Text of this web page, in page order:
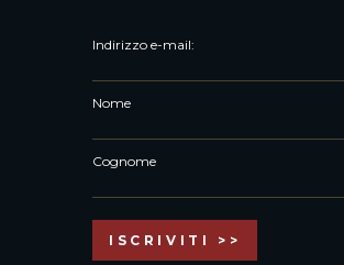
Indirizzo e-mail:
Nome
Cognome